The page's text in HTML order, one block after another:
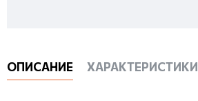
ОПИСАНИЕ ХАРАКТЕРИСТИКИ